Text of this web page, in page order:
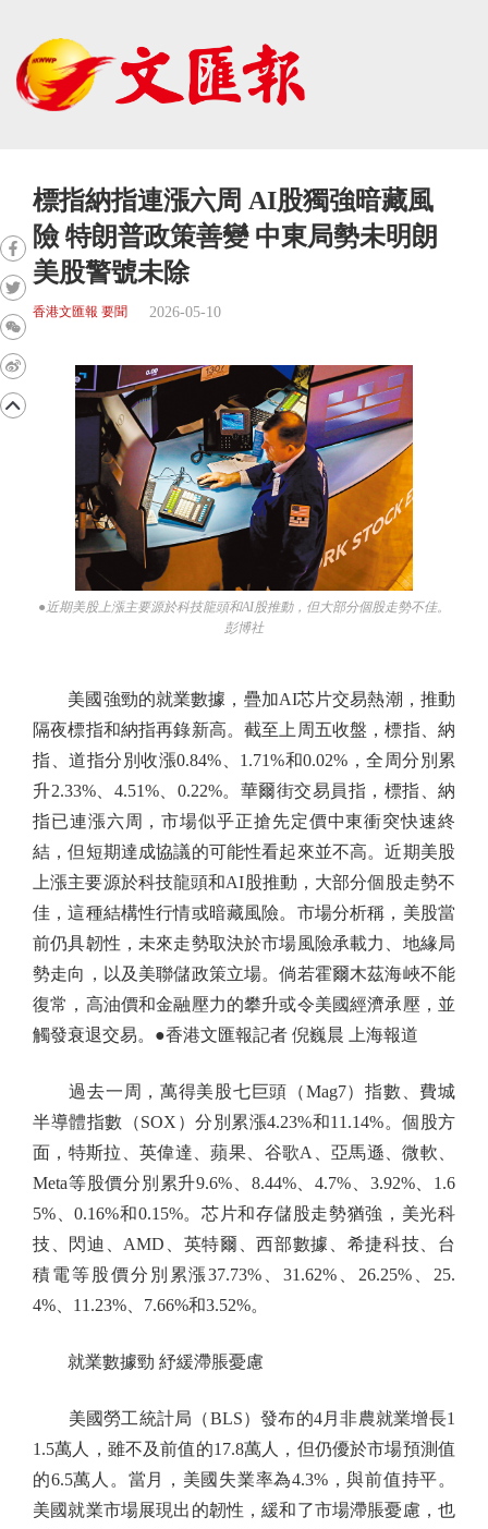
標指納指連漲六周 AI股獨強暗藏風
險 特朗普政策善變 中東局勢未明朗
美股警號未除
香港文匯報 要聞 2026-05-10
●近期美股上漲主要源於科技龍頭和AI股推動，但大部分個股走勢不佳。
彭博社
美國強勁的就業數據，疊加AI芯片交易熱潮，推動
隔夜標指和納指再錄新高。截至上周五收盤，標指、納
指、道指分別收漲0.84%、1.71%和0.02%，全周分別累
升2.33%、4.51%、0.22%。華爾街交易員指，標指、納
指已連漲六周，市場似乎正搶先定價中東衝突快速終
結，但短期達成協議的可能性看起來並不高。近期美股
上漲主要源於科技龍頭和AI股推動，大部分個股走勢不
佳，這種結構性行情或暗藏風險。市場分析稱，美股當
前仍具韌性，未來走勢取決於市場風險承載力、地緣局
勢走向，以及美聯儲政策立場。倘若霍爾木茲海峽不能
復常，高油價和金融壓力的攀升或令美國經濟承壓，並
觸發衰退交易。●香港文匯報記者 倪巍晨 上海報道
過去一周，萬得美股七巨頭（Mag7）指數、費城
半導體指數（SOX）分別累漲4.23%和11.14%。個股方
面，特斯拉、英偉達、蘋果、谷歌A、亞馬遜、微軟、
Meta等股價分別累升9.6%、8.44%、4.7%、3.92%、1.6
5%、0.16%和0.15%。芯片和存儲股走勢猶強，美光科
技、閃迪、AMD、英特爾、西部數據、希捷科技、台
積電等股價分別累漲37.73%、31.62%、26.25%、25.
4%、11.23%、7.66%和3.52%。
就業數據勁 紓緩滯脹憂慮
美國勞工統計局（BLS）發布的4月非農就業增長1
1.5萬人，雖不及前值的17.8萬人，但仍優於市場預測值
的6.5萬人。當月，美國失業率為4.3%，與前值持平。
美國就業市場展現出的韌性，緩和了市場滯脹憂慮，也